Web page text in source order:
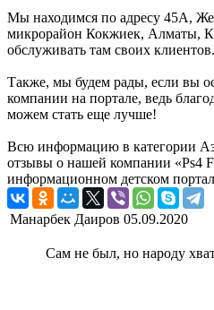
Мы находимся по адресу 45А,
микрорайон Кокжиек, Алматы,
обслуживать там своих клиентов.
Также, мы будем рады, если вы
компании на портале, ведь
можем стать еще лучше!
Всю информацию в категории
отзывы о нашей компании «Ps4
информационном детском
Манарбек Даиров 05.09.2020
Сам не был, но народу